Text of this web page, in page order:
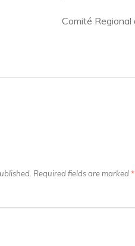
Comité Regional
Required fields are marked *